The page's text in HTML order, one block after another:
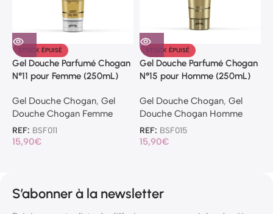
STOCK ÉPUISÉ
Gel Douche Parfumé Chogan
N°11 pour Femme (250mL)
Gel Douche Chogan, Gel
Douche Chogan Femme
REF: BSF011
15,90€
STOCK ÉPUISÉ
Gel Douche Parfumé Chogan
N°15 pour Homme (250mL)
Gel Douche Chogan, Gel
Douche Chogan Homme
REF: BSF015
15,90€
S’abonner à la newsletter